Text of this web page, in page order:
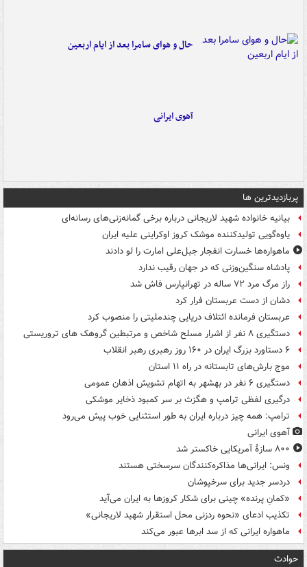
حال و هوای سامرا بعد از ایام اربعین
آهوی ایرانی
پربازدیدترین ها
بیانیه خانواده شهید لاریجانی درباره برخی گمانه‌زنی‌های رسانه‌ای
یاوه‌گویی تولیدکننده موشک کروز اوکراینی علیه ایران
ماهواره‌ها خسارت انفجار جبل‌علی امارت را لو دادند
پادشاه سنگین‌وزنی که در جهان رقیب ندارد
راز مرگ مرد ۷۲ ساله در تهرانپارس فاش شد
دشان از دست عربستان فرار کرد
عربستان فرمانده ائتلاف دریایی چندملیتی را منصوب کرد
دستگیری ۸ نفر از اشرار مسلح شاخص و مرتبطین گروهک های تروریستی
۶ دستاورد بزرگ ایران در ۱۶۰ روز رهبری رهبر انقلاب
موج بارش‌های تابستانه در راه ۱۱ استان
دستگیری ۶ نفر در بهشهر به اتهام تشویش اذهان عمومی
درگیری لفظی ترامپ و هگزث بر سر کمبود ذخایر موشکی
ترامپ: همه چیز درباره ایران به طور استثنایی خوب پیش می‌رود
آهوی ایرانی
۸۰۰ سازۀ آمریکایی خاکستر شد
ونس: ایرانی‌ها مذاکره‌کنندگان سرسختی هستند
دردسر جدید برای سرخپوشان
«کمانِ پرنده» چینی برای شکار کروزها به ایران می‌آید
تکذیب ادعای «نحوه ردزنی محل استقرار شهید لاریجانی»
ماهواره ایرانی که از سد ابرها عبور می‌کند
حوادث